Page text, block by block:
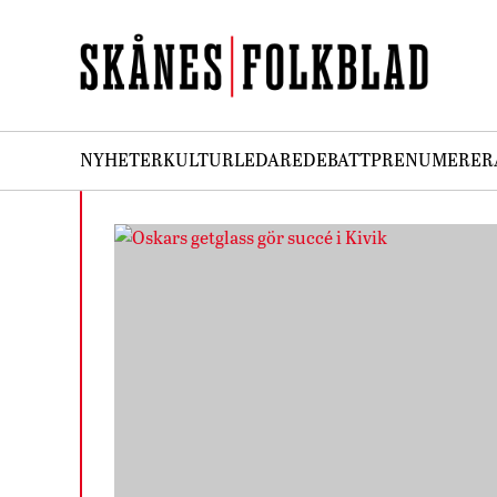
NYHETERKULTURLEDAREDEBATT